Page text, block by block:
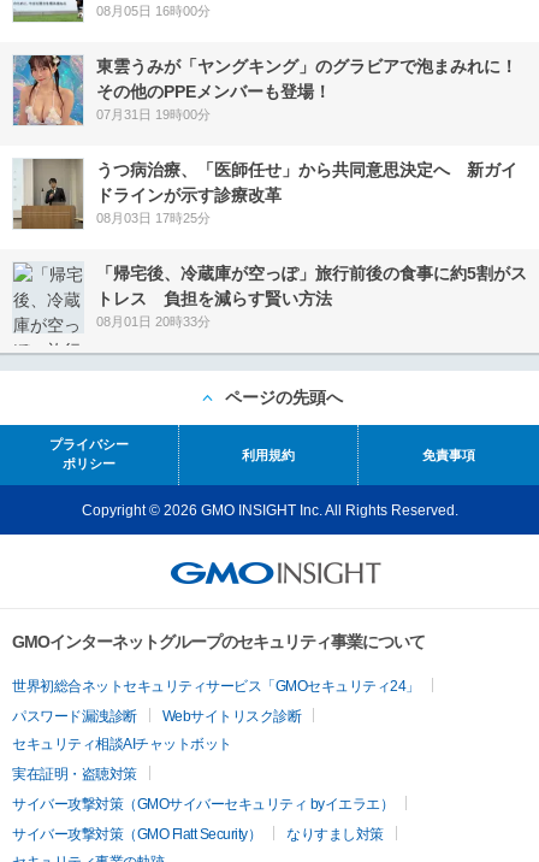
08月05日 16時00分
東雲うみが「ヤングキング」のグラビアで泡まみれに！
その他のPPEメンバーも登場！
07月31日 19時00分
うつ病治療、「医師任せ」から共同意思決定へ 新ガイ
ドラインが示す診療改革
08月03日 17時25分
「帰宅後、冷蔵庫が空っぽ」旅行前後の食事に約5割がス
トレス 負担を減らす賢い方法
08月01日 20時33分
ページの先頭へ
プライバシー
ポリシー
利用規約 免責事項
Copyright © 2026 GMO INSIGHT Inc. All Rights Reserved.
GMOインターネットグループのセキュリティ事業について
世界初総合ネットセキュリティサービス「GMOセキュリティ24」
パスワード漏洩診断
Webサイトリスク診断
セキュリティ相談AIチャットボット
実在証明・盗聴対策
サイバー攻撃対策（GMOサイバーセキュリティ byイエラエ）
サイバー攻撃対策（GMO Flatt Security）
なりすまし対策